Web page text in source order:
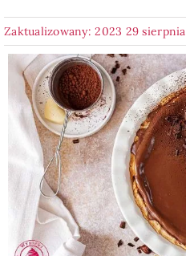
Zaktualizowany: 2023 29 sierpnia